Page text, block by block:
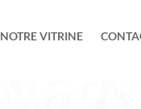
NOTRE VITRINE